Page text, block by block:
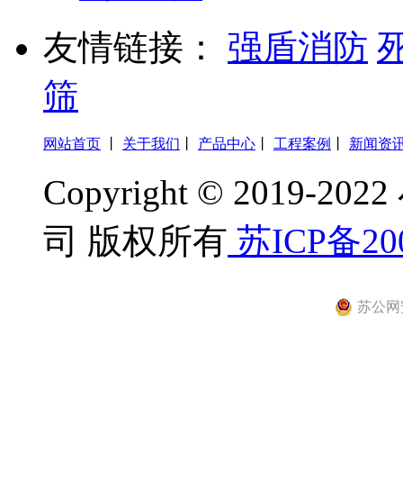
友情链接： 强盾消防
筛
网站首页 关于我们 产品中心 工程案例 新闻资
Copyright © 2019-
司 版权所有 苏ICP备
苏公网